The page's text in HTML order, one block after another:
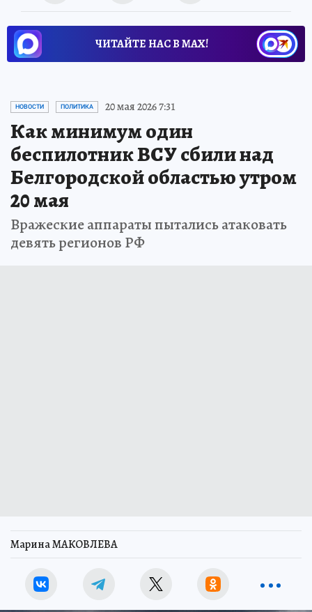
ЧИТАЙТЕ НАС В МАХ!
НОВОСТИ ПОЛИТИКА 20 мая 2026 7:31
Как минимум один
беспилотник ВСУ сбили над
Белгородской областью утром
20 мая
Вражеские аппараты пытались атаковать
девять регионов РФ
Марина МАКОВЛЕВА